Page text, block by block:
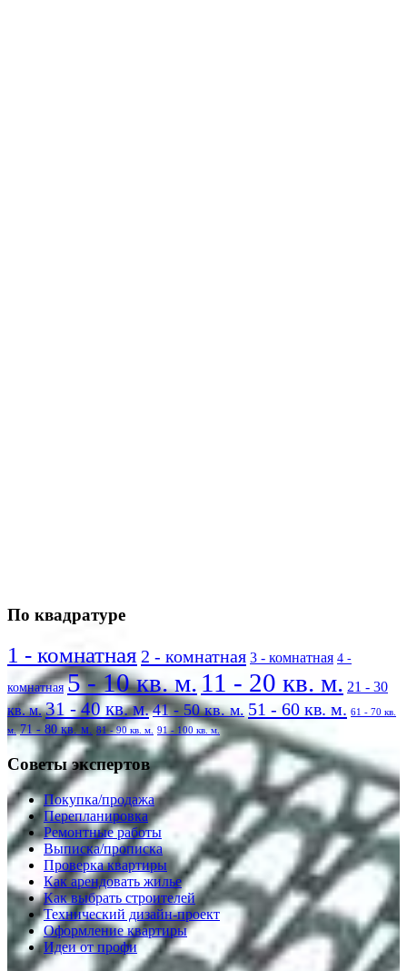
По квадратуре
1 - комнатная 2 - комнатная 3 - комнатная 4 -
комнатная 5 - 10 кв. м. 11 - 20 кв. м. 21 - 30
кв. м. 31 - 40 кв. м. 41 - 50 кв. м. 51 - 60 кв. м. 61 - 70 кв.
м. 71 - 80 кв. м. 81 - 90 кв. м. 91 - 100 кв. м.
Советы экспертов
Покупка/продажа
Перепланировка
Ремонтные работы
Выписка/прописка
Проверка квартиры
Как арендовать жилье
Как выбрать строителей
Технический дизайн-проект
Оформление квартиры
Идеи от профи